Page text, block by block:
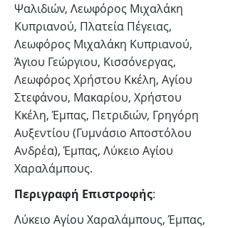
Ψαλιδιών, Λεωφόρος Μιχαλάκη
Κυπριανού, Πλατεία Πέγειας,
Λεωφόρος Μιχαλάκη Κυπριανού,
Άγιου Γεώργιου, Κισσόνεργας,
Λεωφόρος Χρήστου Κκέλη, Αγίου
Στεφάνου, Μακαρίου, Χρήστου
Κκέλη, Έμπας, Πετριδιών, Γρηγόρη
Αυξεντίου (Γυμνάσιο Αποστόλου
Ανδρέα), Έμπας, Λύκειο Αγίου
Χαραλάμπους.
Περιγραφή Επιστροφής:
Λύκειο Αγίου Χαραλάμπους, Έμπας,